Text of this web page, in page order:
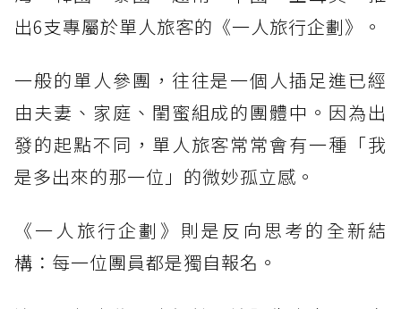
出6支專屬於單人旅客的《一人旅行企劃》。
一般的單人參團，往往是一個人插足進已經
由夫妻、家庭、閨蜜組成的團體中。因為出
發的起點不同，單人旅客常常會有一種「我
是多出來的那一位」的微妙孤立感。
《一人旅行企劃》則是反向思考的全新結
構：每一位團員都是獨自報名。